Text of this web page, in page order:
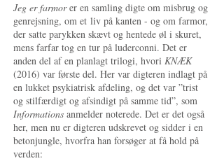
Jeg er farmorer en samling digte om misbrug og
genrejsning, om et liv på kanten - og om farmor,
der satte parykken skævt og hentede øl i skuret,
mens farfar tog en tur på luderconni. Det er
anden del af en planlagt trilogi, hvori KNÆK
(2016) var første del. Her var digteren indlagt på
en lukket psykiatrisk afdeling, og det var ”trist
og stilfærdigt og afsindigt på samme tid”, som
Informations anmelder noterede. Det er det også
her, men nu er digteren udskrevet og sidder i en
betonjungle, hvorfra han forsøger at få hold på
verden: